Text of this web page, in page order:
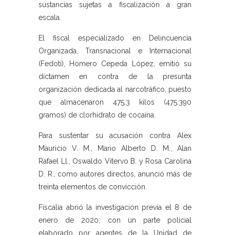
sustancias sujetas a fiscalización a gran
escala.
El fiscal especializado en Delincuencia
Organizada, Transnacional e Internacional
(Fedoti), Homero Cepeda López, emitió su
dictamen en contra de la presunta
organización dedicada al narcotráfico, puesto
que almacenaron 475,3 kilos (475.390
gramos) de clorhidrato de cocaína.
Para sustentar su acusación contra Alex
Mauricio V. M., Mario Alberto D. M., Alan
Rafael Ll., Oswaldo Vitervo B. y Rosa Carolina
D. R., como autores directos, anunció más de
treinta elementos de convicción.
Fiscalía abrió la investigación previa el 8 de
enero de 2020, con un parte policial
elaborado por agentes de la Unidad de